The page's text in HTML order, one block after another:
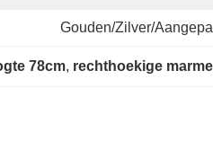
Gouden/Zilver/
78cm, rechthoekige